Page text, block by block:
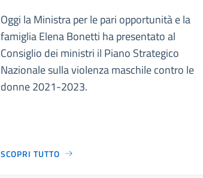
Oggi la Ministra per le pari opportunità e la
famiglia Elena Bonetti ha presentato al
Consiglio dei ministri il Piano Strategico
Nazionale sulla violenza maschile contro le
donne 2021-2023.
SCOPRI TUTTO